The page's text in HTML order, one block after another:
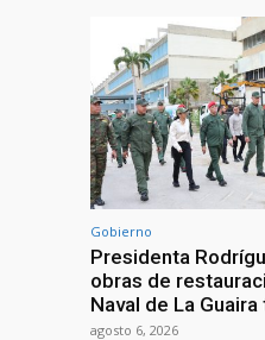
Gobierno
Presidenta
obras de
Naval de La
agosto 6, 2026